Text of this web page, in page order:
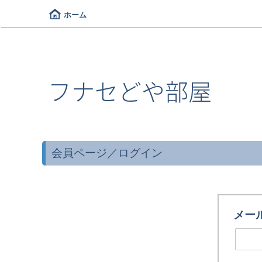
フナセどや部屋
会員ページ／ログイン
メー
ホーム